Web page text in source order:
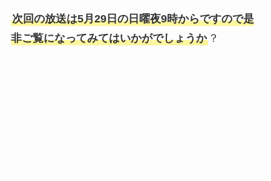
次回の放送は5月29日の日曜夜9時からですので是
非ご覧になってみてはいかがでしょうか？